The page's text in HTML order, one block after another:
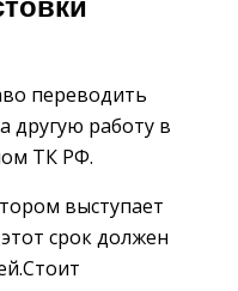
переводить
другую работу в
ТК РФ.
выступает
срок должен